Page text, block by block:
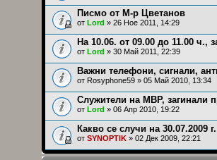
Писмо от М-р Цветанов
от Lord » 26 Ное 2011, 14:29
На 10.06. от 09.00 до 11.00 ч.,
от Lord » 30 Май 2011, 22:39
Важни телефони, сигнали,
от Rosyphone59 » 05 Май 2010, 13:34
Служители на МВР, загинали
от Lord » 06 Апр 2010, 19:22
Какво се случи на 30.07.2009 г.
от SYNOPTIK » 02 Дек 2009, 22:21